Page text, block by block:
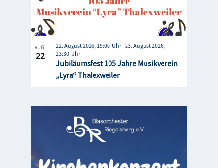
AUG.
22
Jubiläumsfest 105 Jahre Musikverein
„Lyra“ Thalexweiler
22. August 2026, 19:00 -23. August 2026,
23:30